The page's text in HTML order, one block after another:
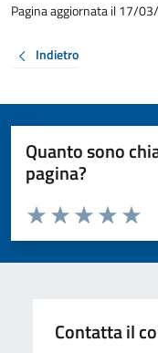
Pagina aggiornata il 17/
Indietro
Quanto sono
pagina?
Valuta da 1 a 5 stelle la
Valuta 4
Valuta 3
Valuta 2 stelle
Valuta 1 stelle su 5
Contatta il